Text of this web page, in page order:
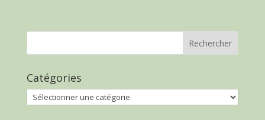
Catégories
Catégories